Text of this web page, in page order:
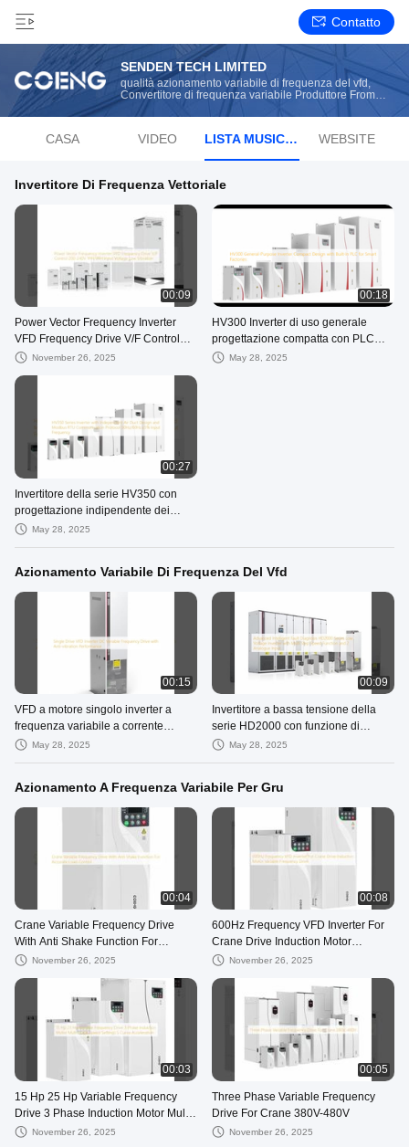
Contatto
SENDEN TECH LIMITED
qualità azionamento variabile di frequenza del vfd,
Convertitore di frequenza variabile Produttore From
CASA VIDEO LISTA MUSICALE RADIOFONICA WEBSITE
Invertitore Di Frequenza Vettoriale
00:09
Power Vector Frequency Inverter
VFD Frequency Drive V/F Control
200-240V 1PH/3PH Input Voltage
November 26, 2025
00:18
HV300 Inverter di uso generale
progettazione compatta con PLC
integrato per fabbriche intelligenti
May 28, 2025
00:27
Invertitore della serie HV350 con
progettazione indipendente dei
condotti d'aria e protocollo di
ingresso
May 28, 2025
Azionamento Variabile Di Frequenza Del Vfd
00:15
VFD a motore singolo inverter a
frequenza variabile a corrente
continua con prestazioni anti-
May 28, 2025
00:09
Invertitore a bassa tensione della
serie HD2000 con funzione di
velocità multipasso e 2 ingressi
May 28, 2025
Azionamento A Frequenza Variabile Per Gru
00:04
Crane Variable Frequency Drive
With Anti Shake Function For
Accurate Load Control
November 26, 2025
00:08
600Hz Frequency VFD Inverter For
Crane Drive Induction Motor
Variable Frequency Drive
November 26, 2025
00:03
15 Hp 25 Hp Variable Frequency
Drive 3 Phase Induction Motor Multi
Stage Speed Settings S Curve
November 26, 2025
00:05
Three Phase Variable Frequency
Drive For Crane 380V-480V
November 26, 2025